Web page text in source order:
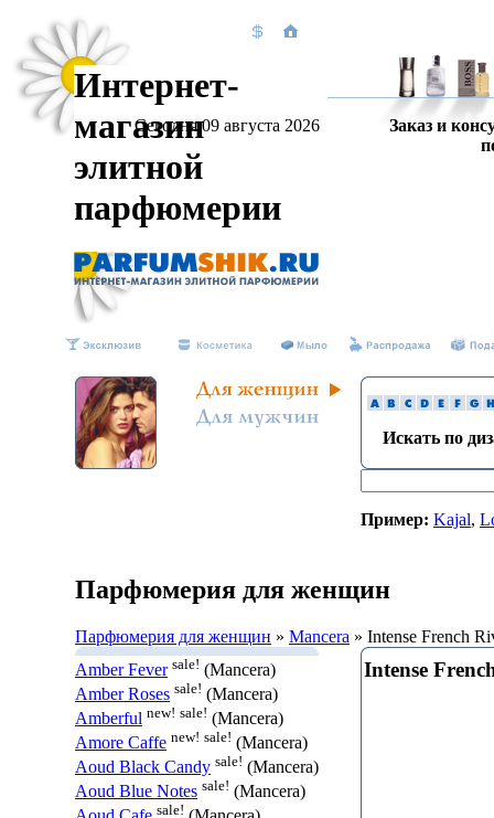
Интернет-
магазин
элитной
парфюмерии
Сегодня 09 августа 2026
Заказ и
Искать по
Пример: Kajal,
Парфюмерия для женщин
Парфюмерия для женщин » Mancera » Intense French
Amber Fever sale! (Mancera)
Amber Roses sale! (Mancera)
Amberful new! sale! (Mancera)
Amore Caffe new! sale! (Mancera)
Aoud Black Candy sale! (Mancera)
Aoud Blue Notes sale! (Mancera)
sale!
Intense